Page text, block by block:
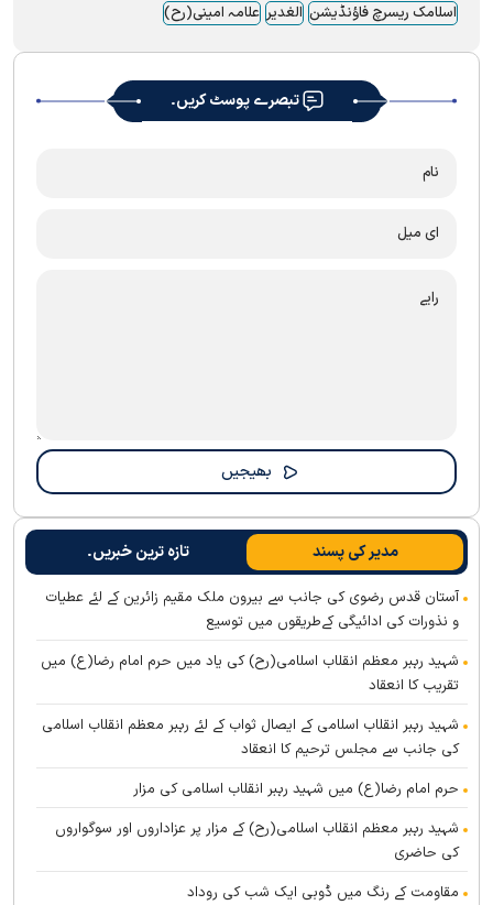
اسلامک ریسرچ فاؤنڈیشن الغدیر علامہ امینی(رح)
تبصرے پوسٹ کریں۔
مدیر کی پسند تازہ ترین خبریں۔
آستان قدس رضوی کی جانب سے بیرون ملک مقیم زائرین کے لئے عطیات
و نذورات کی ادائیگی کےطریقوں میں توسیع
شہید رہبر معظم انقلاب اسلامی(رح) کی یاد میں حرم امام رضا(ع) میں
تقریب کا انعقاد
شہید رہبر انقلاب اسلامی کے ایصال ثواب کے لئے رہبر معظم انقلاب اسلامی
کی جانب سے مجلس ترحیم کا انعقاد
حرم امام رضا(ع) میں شہید رہبر انقلاب اسلامی کی مزار
شہید رہبر معظم انقلاب اسلامی(رح) کے مزار پر عزاداروں اور سوگواروں
کی حاضری
مقاومت کے رنگ میں ڈوبی ایک شب کی روداد